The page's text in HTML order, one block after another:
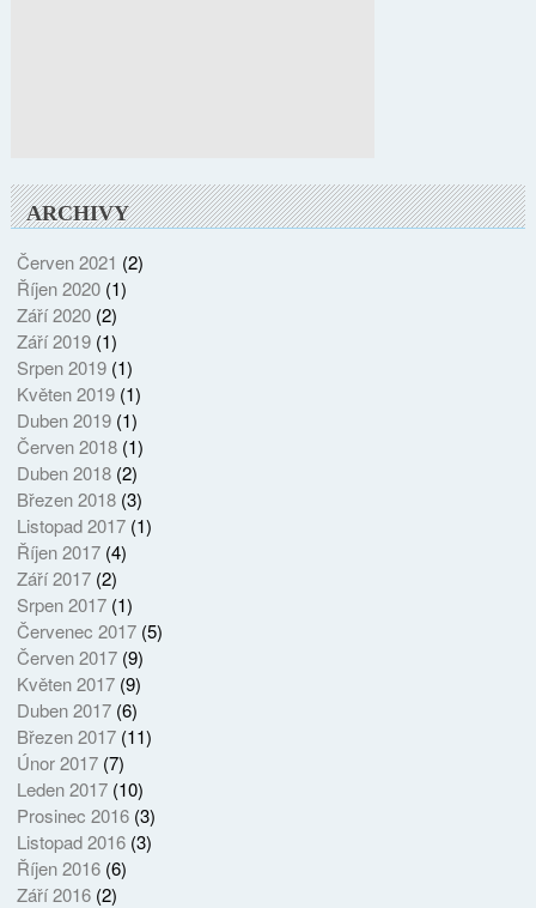
ARCHIVY
Červen 2021 (2)
Říjen 2020(1)
Září 2020(2)
Září 2019(1)
Srpen 2019(1)
Květen 2019(1)
Duben 2019(1)
Červen 2018(1)
Duben 2018(2)
Březen 2018(3)
Listopad 2017(1)
Říjen 2017(4)
Září 2017(2)
Srpen 2017(1)
Červenec 2017(5)
Červen 2017(9)
Květen 2017(9)
Duben 2017(6)
Březen 2017(11)
Únor 2017(7)
Leden 2017(10)
Prosinec 2016(3)
Listopad 2016(3)
Říjen 2016(6)
Září 2016(2)